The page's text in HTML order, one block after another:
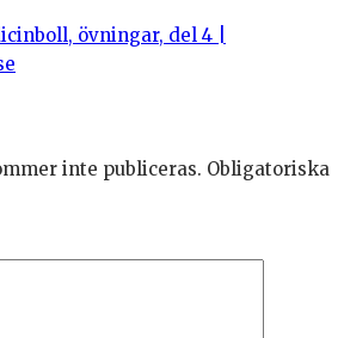
övningar, del 4 |
inte publiceras. Obligatoriska